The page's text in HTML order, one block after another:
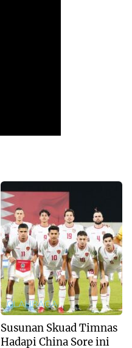
OLAHRAGA
Susunan Skuad Timnas
Hadapi China Sore ini